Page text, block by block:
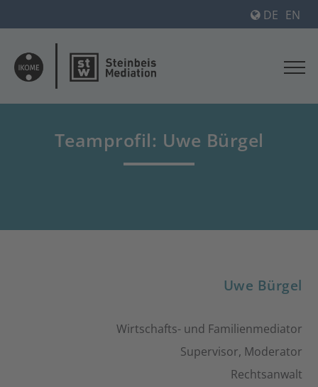
DE EN
Teamprofil: Uwe Bürgel
Uwe Bürgel
Wirtschafts- und Familienmediator
Supervisor, Moderator
Rechtsanwalt